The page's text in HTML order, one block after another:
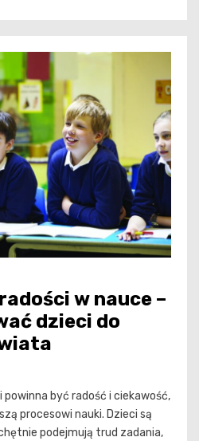
w nauce –
dzieci do
powinna być radość i ciekawość,
procesowi nauki. Dzieci są
podejmują trud zadania,